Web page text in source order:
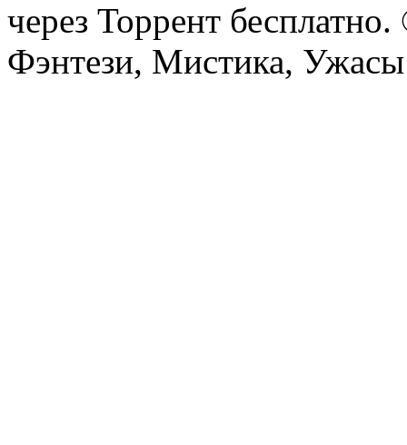
через Торрент
Фэнтези, Мистика,